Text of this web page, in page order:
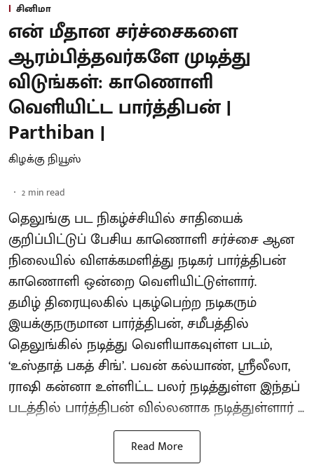
சினிமா
என் மீதான சர்ச்சைகளை
ஆரம்பித்தவர்களே முடித்து
விடுங்கள்: காணொளி
வெளியிட்ட பார்த்திபன் |
Parthiban |
கிழக்கு நியூஸ்
2 min read
தெலுங்கு பட நிகழ்ச்சியில் சாதியைக்
குறிப்பிட்டுப் பேசிய காணொளி சர்ச்சை ஆன
நிலையில் விளக்கமளித்து நடிகர் பார்த்திபன்
காணொளி ஒன்றை வெளியிட்டுள்ளார்.
தமிழ் திரையுலகில் புகழ்பெற்ற நடிகரும்
இயக்குநருமான பார்த்திபன், சமீபத்தில்
தெலுங்கில் நடித்து வெளியாகவுள்ள படம்,
‘உஸ்தாத் பகத் சிங்’. பவன் கல்யாண், ஸ்ரீலீலா,
ராஷி கன்னா உள்ளிட்ட பலர் நடித்துள்ள இந்தப்
படத்தில் பார்த்திபன் வில்லனாக நடித்துள்ளார் ...
Read More